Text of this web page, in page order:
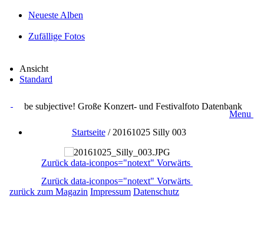
Neueste Alben
Zufällige Fotos
Ansicht
Standard
be subjective! Große Konzert- und Festivalfoto Datenbank
Menu
Startseite/ 20161025 Silly 003
Zurück data-iconpos="notext" Vorwärts
Zurück data-iconpos="notext" Vorwärts
zurück zum Magazin Impressum Datenschutz